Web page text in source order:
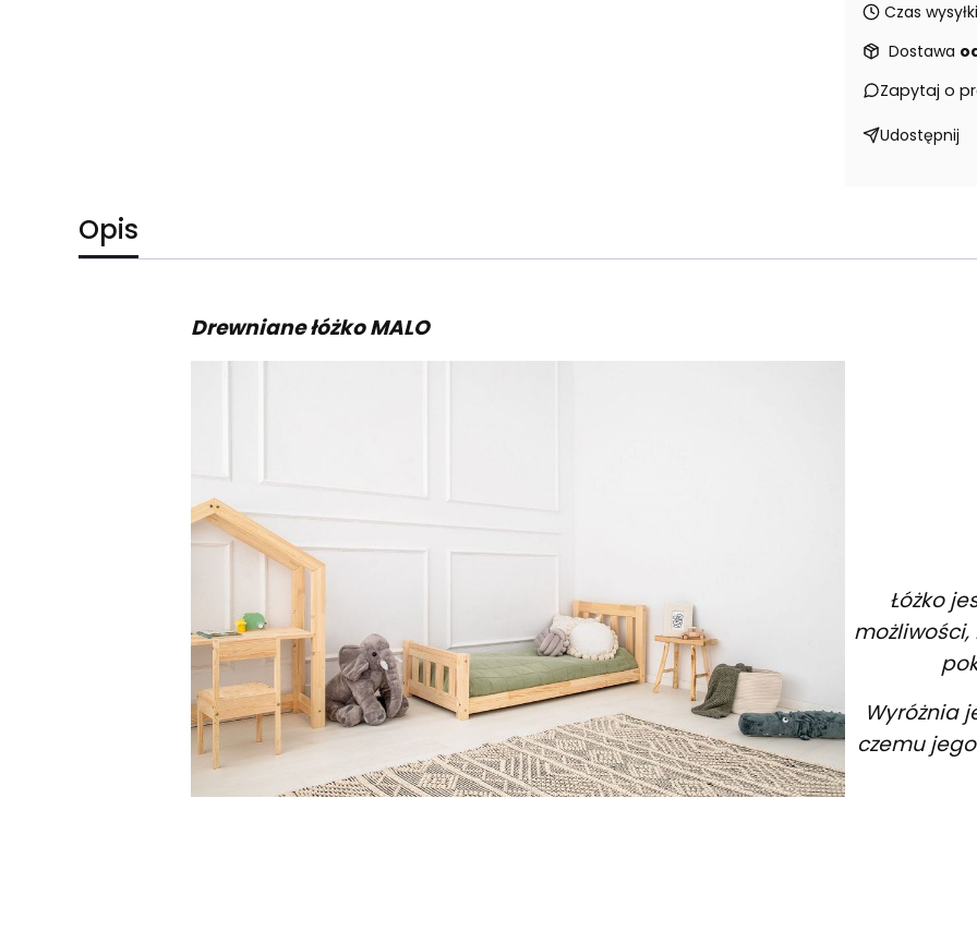
Czas
Dostawa
Zapytaj o
Udostępnij
Opis
Drewniane łóżko MALO
Łóżko
Wyróżnia
czemu